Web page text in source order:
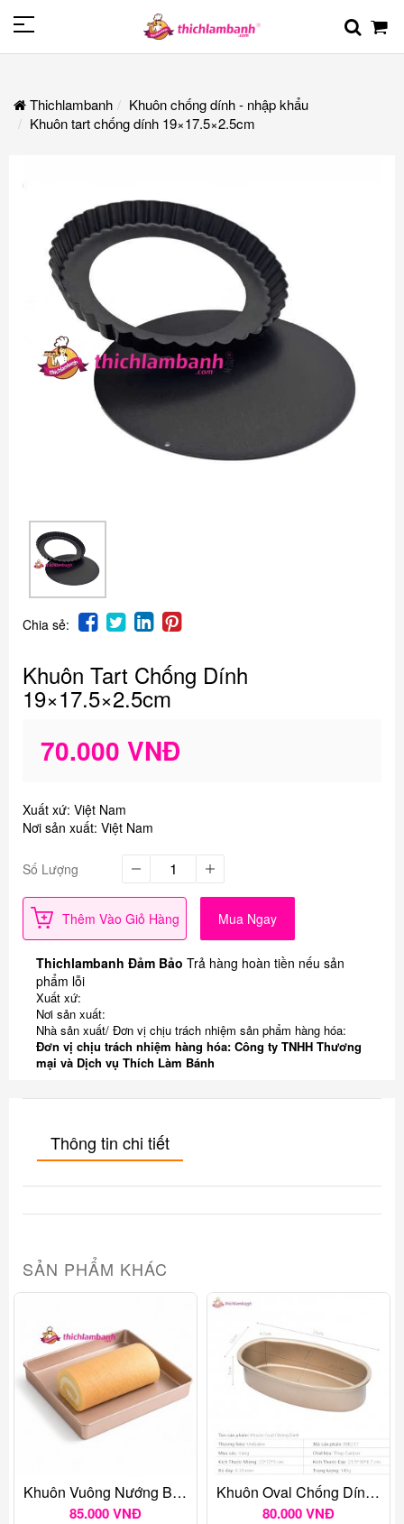
Thichlambanh
Khuôn chống dính - nhập khẩu
Khuôn tart chống dính 19×17.5×2.5cm
Chia sẻ:
Khuôn Tart Chống Dính
19×17.5×2.5cm
70.000 VNĐ
Xuất xứ: Việt Nam
​Nơi sản xuất: Việt Nam
Số Lượng
Thêm Vào Giỏ Hàng Mua Ngay
Thichlambanh Đảm Bảo Trả hàng hoàn tiền nếu sản
phẩm lỗi
Xuất xứ:
Nơi sản xuất:
Nhà sản xuất/ Đơn vị chịu trách nhiệm sản phẩm hàng hóa:
Đơn vị chịu trách nhiệm hàng hóa: Công ty TNHH Thương
mại và Dịch vụ Thích Làm Bánh
Thông tin chi tiết
SẢN PHẨM KHÁC
Khuôn Vuông Nướng Bánh Chống Dính 28cm
85.000 VNĐ
Khuôn Oval Chống Dính UNIBAKER MB217
80.000 VNĐ